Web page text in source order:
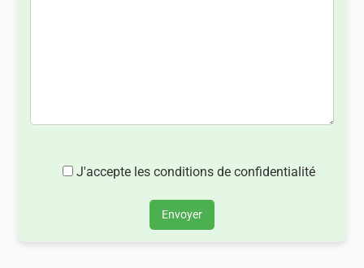
J'accepte les conditions de confidentialité
Envoyer